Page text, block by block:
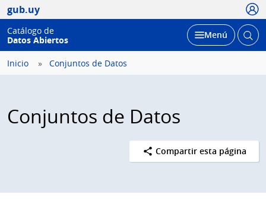
gub.uy
Catálogo de
Datos Abiertos
Desplegar
Menú Abrir
Inicio Conjuntos de Datos
Conjuntos de Datos
Compartir esta página